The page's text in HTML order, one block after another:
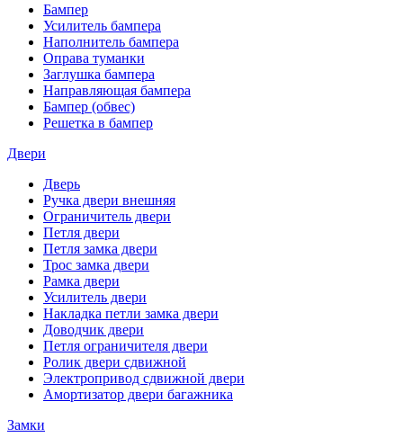
Бампер
Усилитель бампера
Наполнитель бампера
Оправа туманки
Заглушка бампера
Направляющая бампера
Бампер (обвес)
Решетка в бампер
Двери
Дверь
Ручка двери внешняя
Ограничитель двери
Петля двери
Петля замка двери
Трос замка двери
Рамка двери
Усилитель двери
Накладка петли замка двери
Доводчик двери
Петля ограничителя двери
Ролик двери сдвижной
Электропривод сдвижной двери
Амортизатор двери багажника
Замки